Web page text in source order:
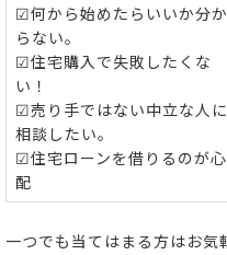
☑何から始めたらいいか分か
らない。
☑住宅購入で失敗したくな
い！
☑売り手ではない中立な人に
相談したい。
☑住宅ローンを借りるのが心
配
一つでも当てはまる方はお気